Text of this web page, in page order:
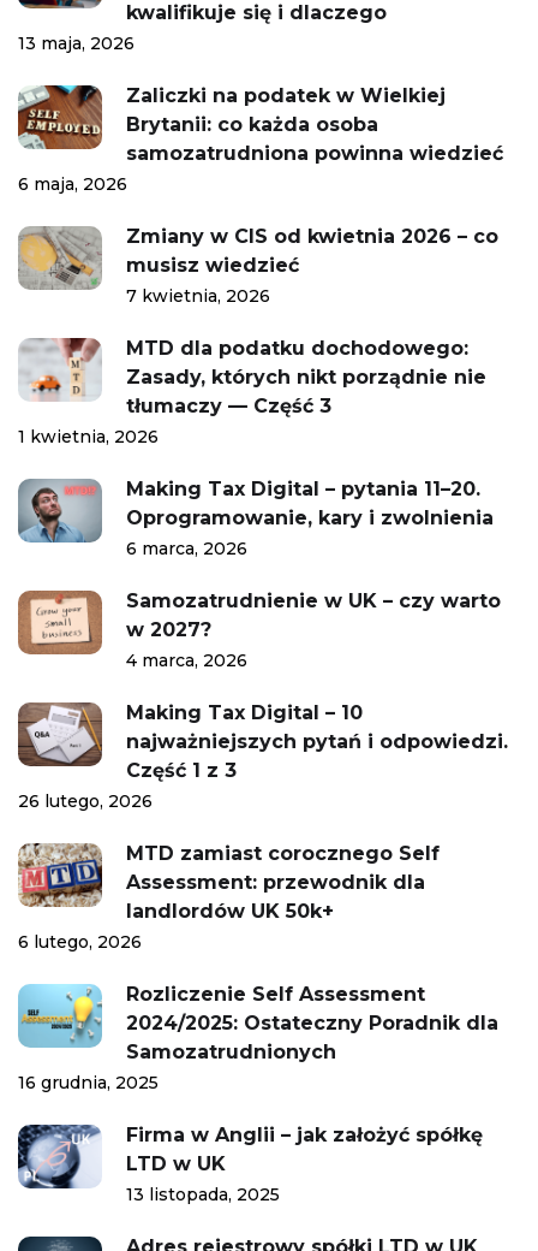
kwalifikuje się i dlaczego
13 maja, 2026
Zaliczki na podatek w Wielkiej
Brytanii: co każda osoba
samozatrudniona powinna wiedzieć
6 maja, 2026
Zmiany w CIS od kwietnia 2026 – co
musisz wiedzieć
7 kwietnia, 2026
MTD dla podatku dochodowego:
Zasady, których nikt porządnie nie
tłumaczy — Część 3
1 kwietnia, 2026
Making Tax Digital – pytania 11–20.
Oprogramowanie, kary i zwolnienia
6 marca, 2026
Samozatrudnienie w UK – czy warto
w 2027?
4 marca, 2026
Making Tax Digital – 10
najważniejszych pytań i odpowiedzi.
Część 1 z 3
26 lutego, 2026
MTD zamiast corocznego Self
Assessment: przewodnik dla
landlordów UK 50k+
6 lutego, 2026
Rozliczenie Self Assessment
2024/2025: Ostateczny Poradnik dla
Samozatrudnionych
16 grudnia, 2025
Firma w Anglii – jak założyć spółkę
LTD w UK
13 listopada, 2025